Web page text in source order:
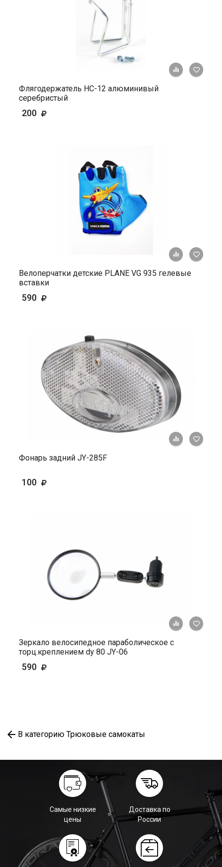
+ К
Флягодержатель HС-12 алюминивый
серебристый
200
+ К
Велоперчатки детские PLANE VG 935 гелевые
вставки
590
+ К
Фонарь задний JY-285F
100
+ К
Зеркало велосипедное параболическое с
торц.креплением dy 80 JY-06
590
В категорию Трюковые самокаты
Самые низкие
цены
Доставка по
России